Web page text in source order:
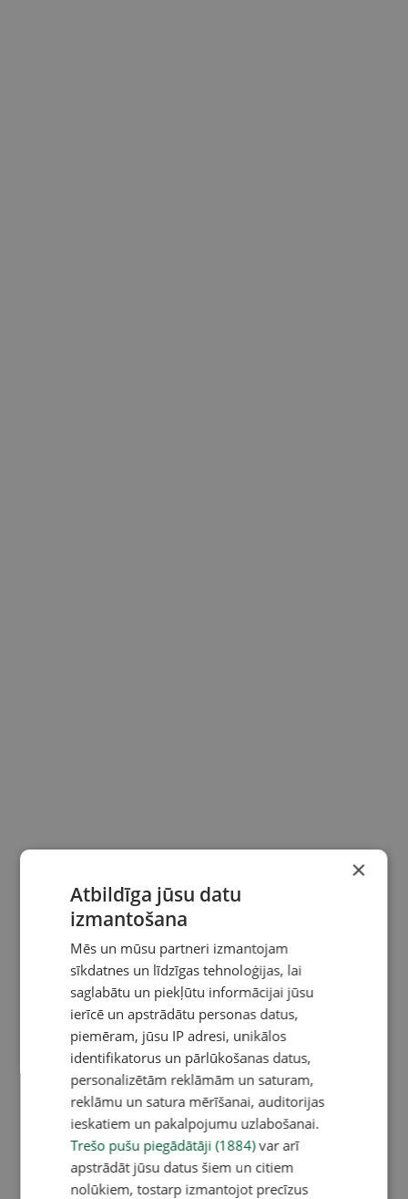
×
Atbildīga jūsu datu
izmantošana
Mēs un mūsu partneri izmantojam
sīkdatnes un līdzīgas tehnoloģijas, lai
saglabātu un piekļūtu informācijai jūsu
ierīcē un apstrādātu personas datus,
piemēram, jūsu IP adresi, unikālos
identifikatorus un pārlūkošanas datus,
personalizētām reklāmām un saturam,
reklāmu un satura mērīšanai, auditorijas
ieskatiem un pakalpojumu uzlabošanai.
Trešo pušu piegādātāji (1884)var arī
apstrādāt jūsu datus šiem un citiem
nolūkiem, tostarp izmantojot precīzus